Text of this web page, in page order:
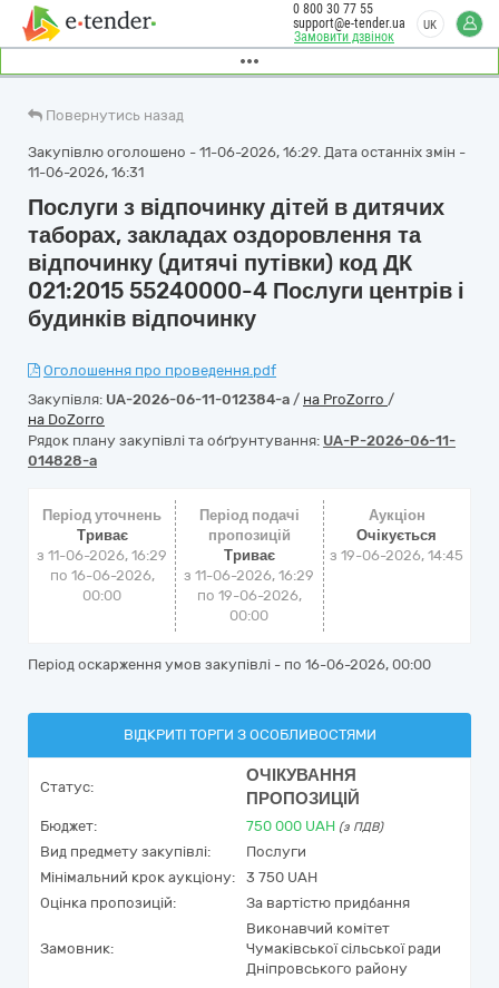
Замовити дзвінок
0 800 30 77 55
support@e-tender.ua
UK
Повернутись назад
Закупівлю оголошено - 11-06-2026, 16:29. Дата останніх змін -
11-06-2026, 16:31
Послуги з відпочинку дітей в дитячих
таборах, закладах оздоровлення та
відпочинку (дитячі путівки) код ДК
021:2015 55240000-4 Послуги центрів і
будинків відпочинку
Оголошення про проведення.pdf
Закупівля: UA-2026-06-11-012384-a / на ProZorro /
на DoZorro
Рядок плану закупівлі та обґрунтування: UA-P-2026-06-11-
014828-a
Період уточнень
Триває
з 11-06-2026, 16:29
по 16-06-2026,
00:00
Період подачі
пропозицій
Триває
з 11-06-2026, 16:29
по 19-06-2026,
00:00
Аукціон
Очікується
з19-06-2026, 14:45
Період оскарження умов закупівлі - по 16-06-2026, 00:00
ВІДКРИТІ ТОРГИ З ОСОБЛИВОСТЯМИ
Статус:
ОЧІКУВАННЯ
ПРОПОЗИЦІЙ
Бюджет: 750 000 UAH (з ПДВ)
Вид предмету закупівлі:
Послуги
Мінімальний крок аукціону:
3 750 UAH
Оцінка пропозицій:
За вартістю придбання
Замовник:
Виконавчий комітет
Чумаківської сільської ради
Дніпровського району